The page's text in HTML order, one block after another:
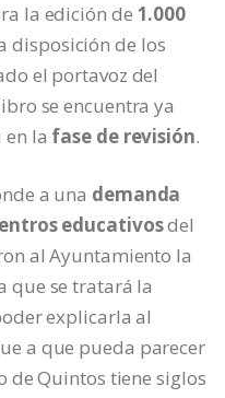
la edición de 1.000
disposición de los
el portavoz del
se encuentra ya
la fase de revisión.
a una demanda
educativosdel
al Ayuntamiento la
que se tratará la
explicarla al
a que pueda parecer
de Quintos tiene siglos